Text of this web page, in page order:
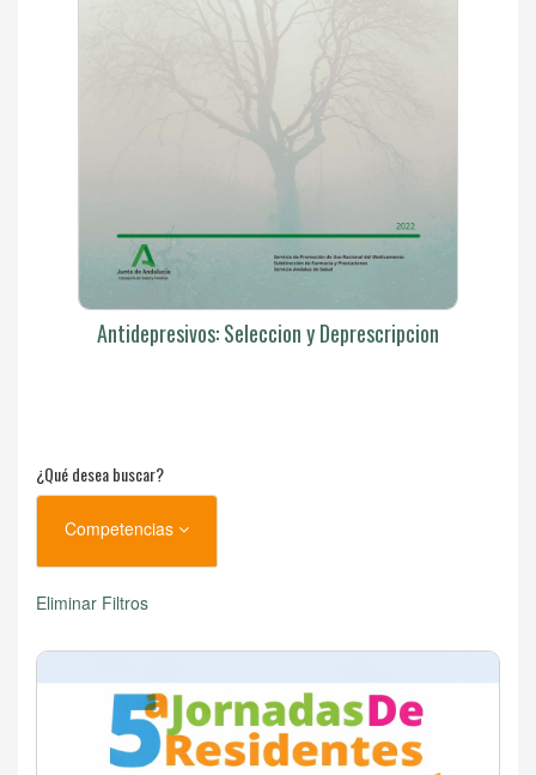
Antidepresivos: Seleccion y Deprescripcion
¿Qué desea buscar?
Competencias
Eliminar Filtros